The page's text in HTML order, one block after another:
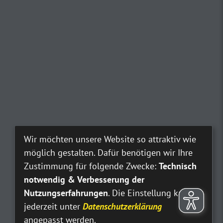
Wir möchten unsere Website so attraktiv wie
möglich gestalten. Dafür benötigen wir Ihre
Zustimmung für folgende Zwecke: Technisch
notwendig & Verbesserung der
Nutzungserfahrungen. Die Einstellung kann
jederzeit unter Datenschutzerklärung
angepasst werden.